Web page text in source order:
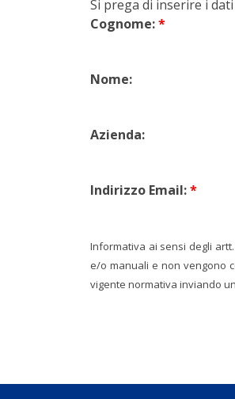
Si prega di inserire i
Cognome:*
Nome:
Azienda:
Indirizzo Email:*
Informativa ai sensi degli artt.
e/o manuali e non vengono
vigente normativa inviando